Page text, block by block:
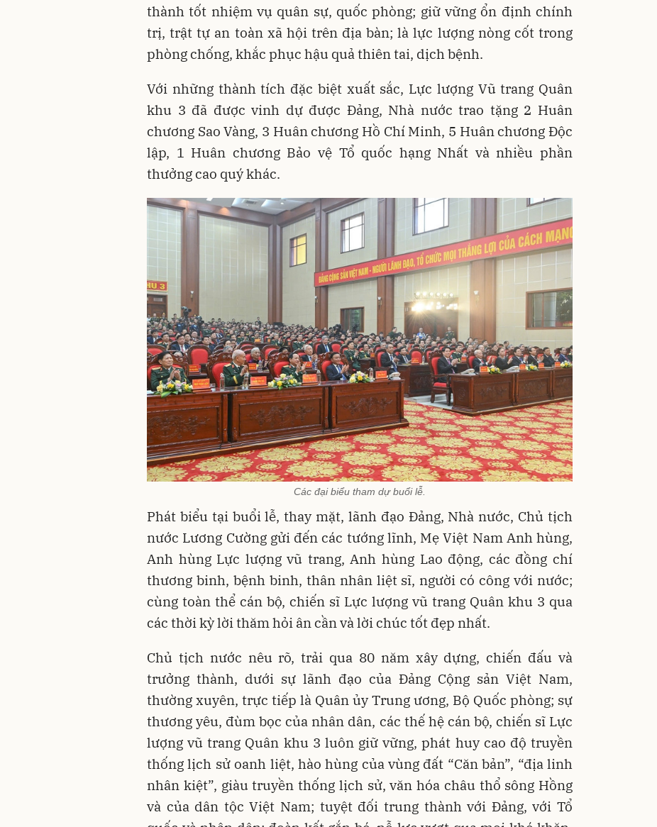
thành tốt nhiệm vụ quân sự, quốc phòng; giữ vững ổn định chính
trị, trật tự an toàn xã hội trên địa bàn; là lực lượng nòng cốt trong
phòng chống, khắc phục hậu quả thiên tai, dịch bệnh.
Với những thành tích đặc biệt xuất sắc, Lực lượng Vũ trang Quân
khu 3 đã được vinh dự được Đảng, Nhà nước trao tặng 2 Huân
chương Sao Vàng, 3 Huân chương Hồ Chí Minh, 5 Huân chương Độc
lập, 1 Huân chương Bảo vệ Tổ quốc hạng Nhất và nhiều phần
thưởng cao quý khác.
Các đại biểu tham dự buổi lễ.
Phát biểu tại buổi lễ, thay mặt, lãnh đạo Đảng, Nhà nước, Chủ tịch
nước Lương Cường gửi đến các tướng lĩnh, Mẹ Việt Nam Anh hùng,
Anh hùng Lực lượng vũ trang, Anh hùng Lao động, các đồng chí
thương binh, bệnh binh, thân nhân liệt sĩ, người có công với nước;
cùng toàn thể cán bộ, chiến sĩ Lực lượng vũ trang Quân khu 3 qua
các thời kỳ lời thăm hỏi ân cần và lời chúc tốt đẹp nhất.
Chủ tịch nước nêu rõ, trải qua 80 năm xây dựng, chiến đấu và
trưởng thành, dưới sự lãnh đạo của Đảng Cộng sản Việt Nam,
thường xuyên, trực tiếp là Quân ủy Trung ương, Bộ Quốc phòng; sự
thương yêu, đùm bọc của nhân dân, các thế hệ cán bộ, chiến sĩ Lực
lượng vũ trang Quân khu 3 luôn giữ vững, phát huy cao độ truyền
thống lịch sử oanh liệt, hào hùng của vùng đất “Căn bản”, “địa linh
nhân kiệt”, giàu truyền thống lịch sử, văn hóa châu thổ sông Hồng
và của dân tộc Việt Nam; tuyệt đối trung thành với Đảng, với Tổ